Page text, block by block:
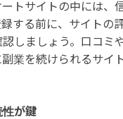
トサイトの中には、
する前に、サイトの
しましょう。口コミ
業を続けられるサイ
性が鍵